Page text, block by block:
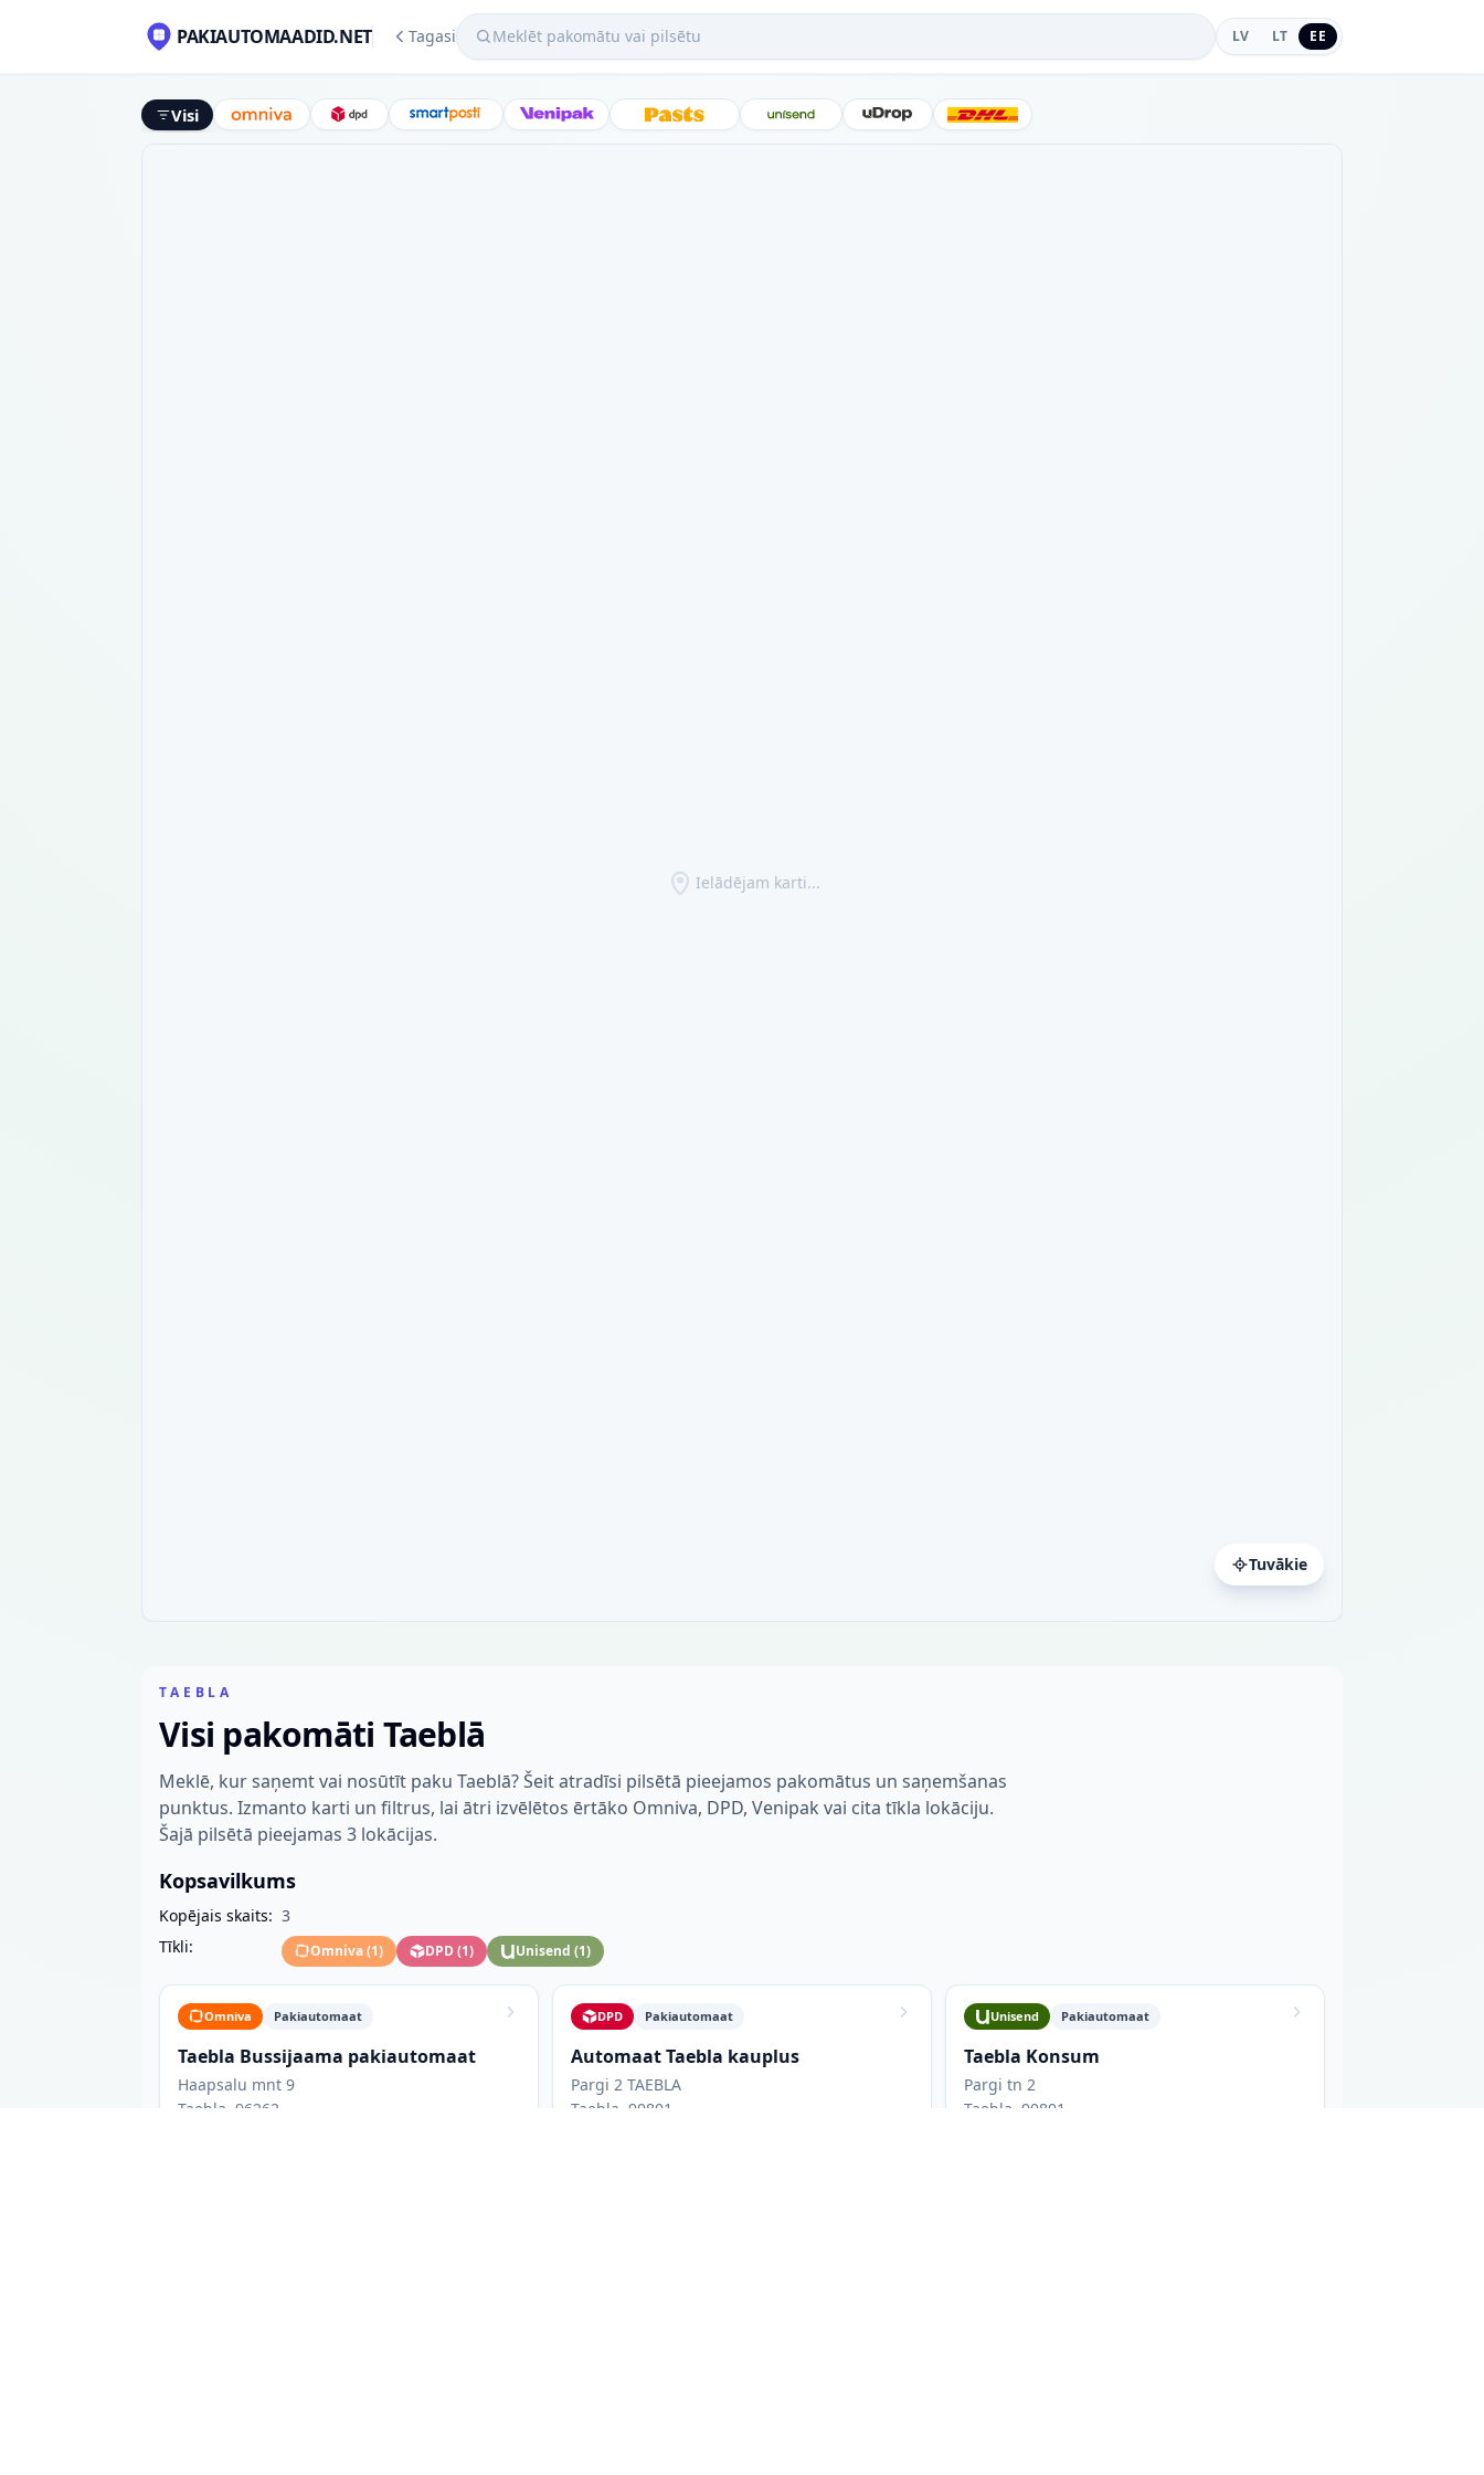
PAKIAUTOMAADID.NET TagasiMeklēt pakomātu vai pilsētu LV LT EE
Visi Omniva DPD SmartPosti Venipak Latvijas Pasts Unisend uDrop DHL
Ielādējam karti...
Tuvākie
TAEBLA
Visi pakomāti Taeblā
Meklē, kur saņemt vai nosūtīt paku Taeblā? Šeit atradīsi pilsētā pieejamos pakomātus un saņemšanas
punktus. Izmanto karti un filtrus, lai ātri izvēlētos ērtāko Omniva, DPD, Venipak vai cita tīkla lokāciju.
Šajā pilsētā pieejamas 3 lokācijas.
Kopsavilkums
Kopējais skaits: 3
Tīkli:
Omniva(1) DPD(1) Unisend (1)
Omniva Pakiautomaat
Taebla Bussijaama pakiautomaat
Haapsalu mnt 9
Taebla, 96262
DPD Pakiautomaat
Automaat Taebla kauplus
Pargi 2 TAEBLA
Taebla, 90801
Unisend Pakiautomaat
Taebla Konsum
Pargi tn 2
Taebla, 90801